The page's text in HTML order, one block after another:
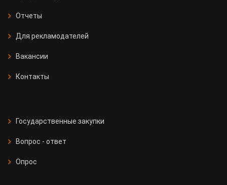
Отчеты
Для рекламодателей
Вакансии
Контакты
Государственные закупки
Вопрос - ответ
Опрос